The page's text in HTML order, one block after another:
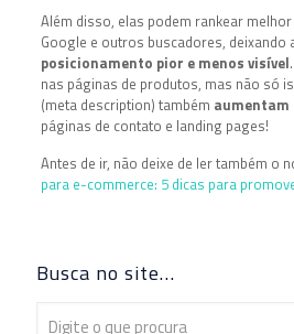
Além disso, elas podem rankear
Google e outros buscadores, deixando
posicionamento pior e menos visível
nas páginas de produtos, mas não só
(meta description) também
páginas de contato e landing pages!
Antes de ir, não deixe de ler também o
para e-commerce: 5 dicas para
Busca no site…